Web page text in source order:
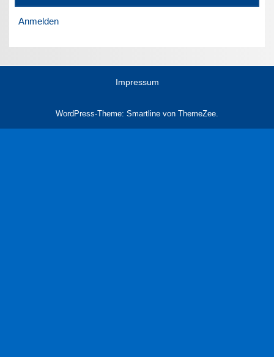
Anmelden
Impressum
WordPress-Theme: Smartline von ThemeZee.